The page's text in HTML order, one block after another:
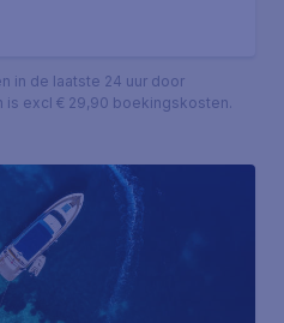
in de laatste 24 uur door
excl € 29,90 boekingskosten.